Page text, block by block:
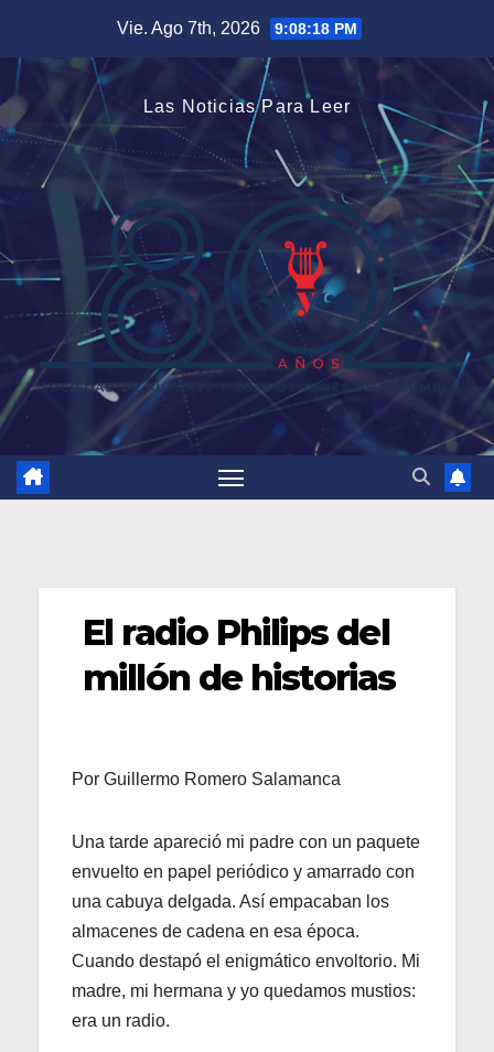
contenido
Vie. Ago 7th, 2026 9:08:19 PM
Las Noticias Para Leer
El radio Philips del
millón de historias
Por Guillermo Romero Salamanca
Una tarde apareció mi padre con un paquete
envuelto en papel periódico y amarrado con
una cabuya delgada. Así empacaban los
almacenes de cadena en esa época.
Cuando destapó el enigmático envoltorio. Mi
madre, mi hermana y yo quedamos mustios:
era un radio.